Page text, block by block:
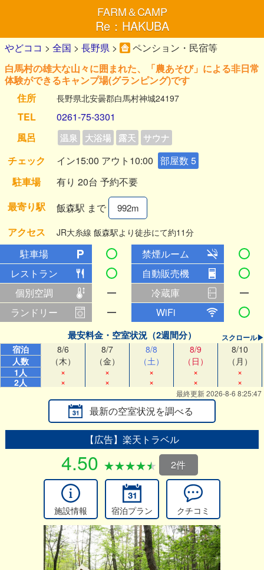
FARM＆CAMP
Re：HAKUBA
やどココ > 全国 > 長野県 >
ペンション・民宿等
白馬村の雄大な山々に囲まれた、「農あそび」による非日常
体験ができるキャンプ場(グランピング)です
住所
長野県北安曇郡白馬村神城24197
TEL
0261-75-3301
風呂
温泉 大浴場 露天 サウナ
チェック イン15:00 アウト10:00 部屋数 5
駐車場
有り 20台 予約不要
最寄り駅
飯森駅 まで 992m
アクセス JR大糸線 飯森駅より徒歩にて約11分
駐車場
禁煙ルーム
レストラン
自動販売機
個別空調
冷蔵庫
ランドリー
WiFi
【広告】楽天トラベル
4.50 2件
施設情報 宿泊プラン クチコミ
最安料金・空室状況（2週間分） スクロール▶
宿泊 8/6 8/7 8/8 8/9
8/10
人数
（木） （金） （土） （日）
（月）
1人
× × × ×
×
2人
× × × × ×
最終更新 2026-8-6 8:25:47
最新の空室状況を調べる